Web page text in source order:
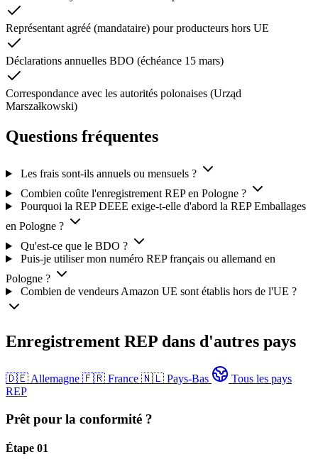
Représentant agréé (mandataire) pour producteurs hors UE
Déclarations annuelles BDO (échéance 15 mars)
Correspondance avec les autorités polonaises (Urząd
Marszałkowski)
Questions fréquentes
Les frais sont-ils annuels ou mensuels ?
Combien coûte l'enregistrement REP en Pologne ?
Pourquoi la REP DEEE exige-t-elle d'abord la REP Emballages
en Pologne ?
Qu'est-ce que le BDO ?
Puis-je utiliser mon numéro REP français ou allemand en
Pologne ?
Combien de vendeurs Amazon UE sont établis hors de l'UE ?
Enregistrement REP dans d'autres pays
🇩🇪 Allemagne 🇫🇷 France 🇳🇱 Pays-Bas
Tous les pays
REP
Prêt pour la conformité ?
Étape 01